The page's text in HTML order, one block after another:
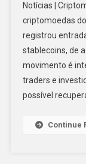
Notícias |
criptomoedas
registrou
stablecoins, de
movimento é
traders e
possível
Continue